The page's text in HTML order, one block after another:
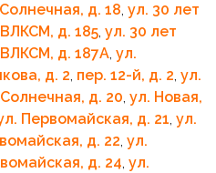
д. 18, ул. 30 лет
д. 185, ул. 30 лет
д. 187А, ул.
д. 2, пер. 12-й, д. 2, ул.
д. 20, ул. Новая,
Первомайская, д. 21, ул.
д. 22, ул.
д. 24, ул.